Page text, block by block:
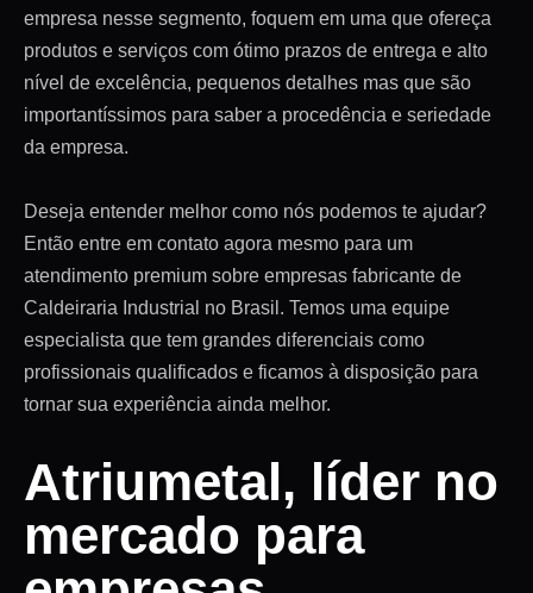
empresa nesse segmento, foquem em uma que ofereça
produtos e serviços com ótimo prazos de entrega e alto
nível de excelência, pequenos detalhes mas que são
importantíssimos para saber a procedência e seriedade
da empresa.
Deseja entender melhor como nós podemos te ajudar?
Então entre em contato agora mesmo para um
atendimento premium sobre empresas fabricante de
Caldeiraria Industrial no Brasil. Temos uma equipe
especialista que tem grandes diferenciais como
profissionais qualificados e ficamos à disposição para
tornar sua experiência ainda melhor.
Atriumetal, líder no
mercado para